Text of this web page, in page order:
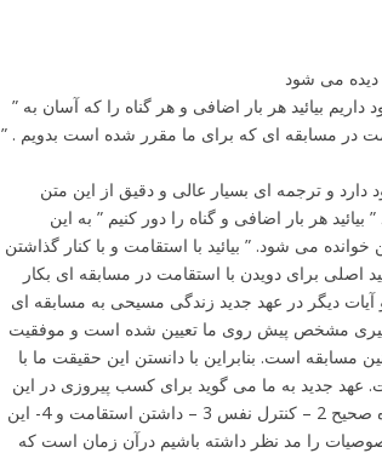
” پس چون چنین ابری عظیم از شاهدان را گرداگرد خود داریم بیائید هر بار اضافی و هر گناه را که آسان به
در مسابقه ای که برای ما مقرر شده است بدویم . ”
دارد و ترجمه ای بسیار عالی و دقیق از این متن
هر بار اضافی و گناه را دور کنیم ” به این
می شود. ” بیائید با استقامت و با کنار گذاشتن
اصلی برای دویدن با استقامت در مسابقه ای بکار
دیگر در عهد جدید زندگی مسیحی به مسابقه ای
مشخص پیش روی ما تعیین شده است و موفقیت
است. بنابراین با دانستن این حقیقت ما با
عهد جدید به ما می گوید برای کسب پیروزی در این
مسابقه باید چهار خصوصیت داشته باشیم. 1 – دیدگاه صحیح 2 – کنترل نفس 3 – داشتن استقامت و 4- این
را مد نظر داشته باشیم درآن زمان است که